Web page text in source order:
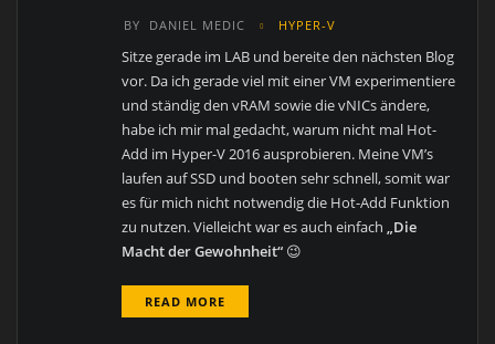
BY DANIEL MEDIC HYPER-V
Sitze gerade im LAB und bereite den nächsten Blog
vor. Da ich gerade viel mit einer VM experimentiere
und ständig den vRAM sowie die vNICs ändere,
habe ich mir mal gedacht, warum nicht mal Hot-
Add im Hyper-V 2016 ausprobieren. Meine VM’s
laufen auf SSD und booten sehr schnell, somit war
es für mich nicht notwendig die Hot-Add Funktion
zu nutzen. Vielleicht war es auch einfach„Die
Macht der Gewohnheit“ 😉
READ MORE